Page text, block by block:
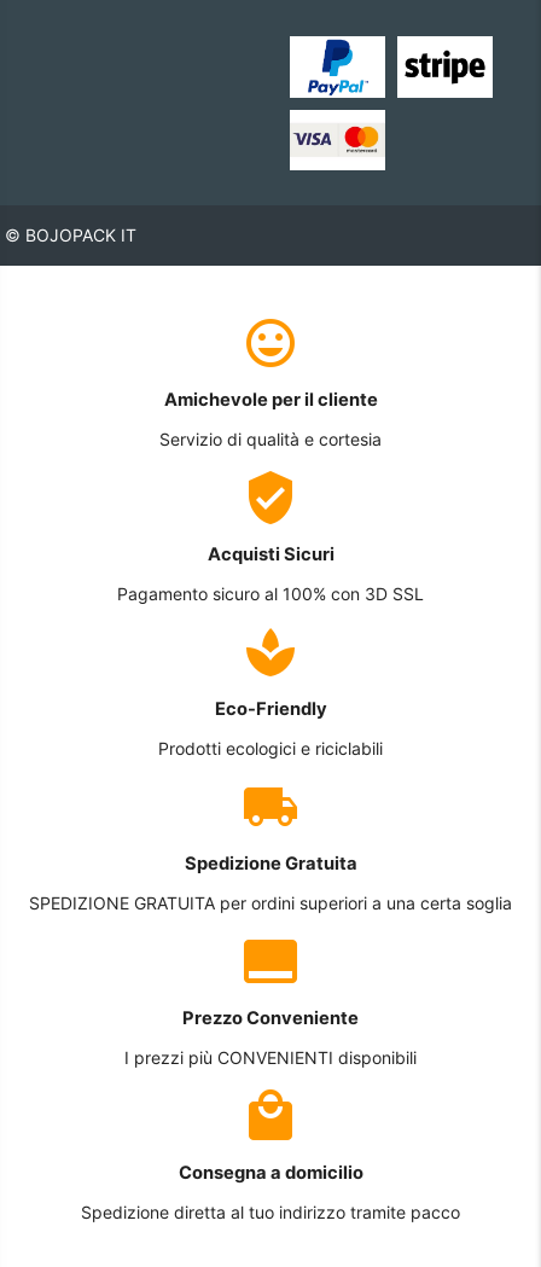
© BOJOPACK IT
Amichevole per il cliente
Servizio di qualità e cortesia
Acquisti Sicuri
Pagamento sicuro al 100% con 3D SSL
Eco-Friendly
Prodotti ecologici e riciclabili
Spedizione Gratuita
SPEDIZIONE GRATUITA per ordini superiori a una certa soglia
Prezzo Conveniente
I prezzi più CONVENIENTI disponibili
Consegna a domicilio
Spedizione diretta al tuo indirizzo tramite pacco